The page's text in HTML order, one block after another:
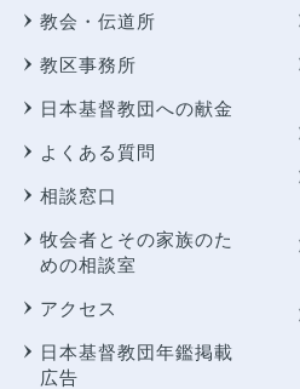
教会・伝道所
教区事務所
日本基督教団への献金
よくある質問
相談窓口
牧会者とその家族のた
めの相談室
アクセス
日本基督教団年鑑掲載
広告